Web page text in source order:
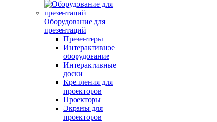
Оборудование для
презентаций
Презентеры
Интерактивное
оборудование
Интерактивные
доски
Крепления для
проекторов
Проекторы
Экраны для
проекторов